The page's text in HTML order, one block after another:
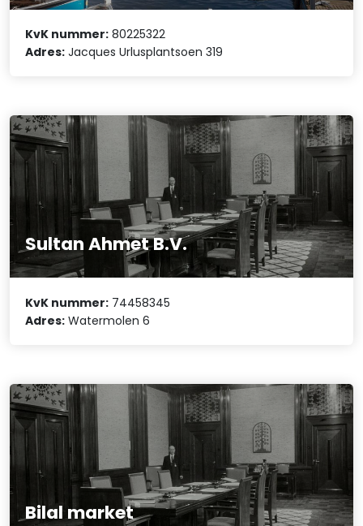
KvK nummer: 80225322
Adres: Jacques Urlusplantsoen 319
Sultan Ahmet B.V.
KvK nummer: 74458345
Adres: Watermolen 6
Bilal market